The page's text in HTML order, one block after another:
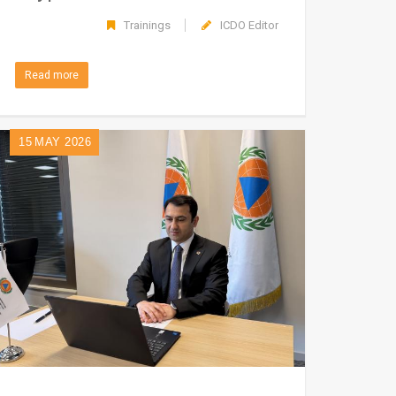
Trainings ICDO Editor
Read more
15 MAY 2026